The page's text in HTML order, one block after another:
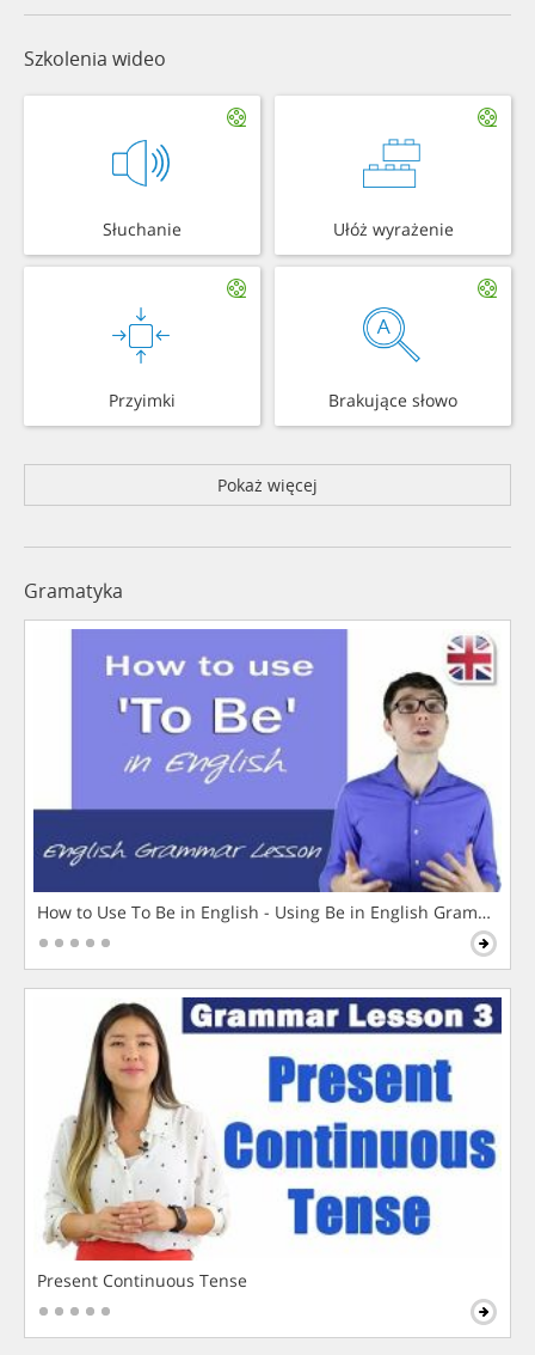
Szkolenia wideo
Słuchanie Ułóż wyrażenie
Przyimki Brakujące słowo
Pokaż więcej
Gramatyka
How to Use To Be in English - Using Be in English Grammar
Present Continuous Tense